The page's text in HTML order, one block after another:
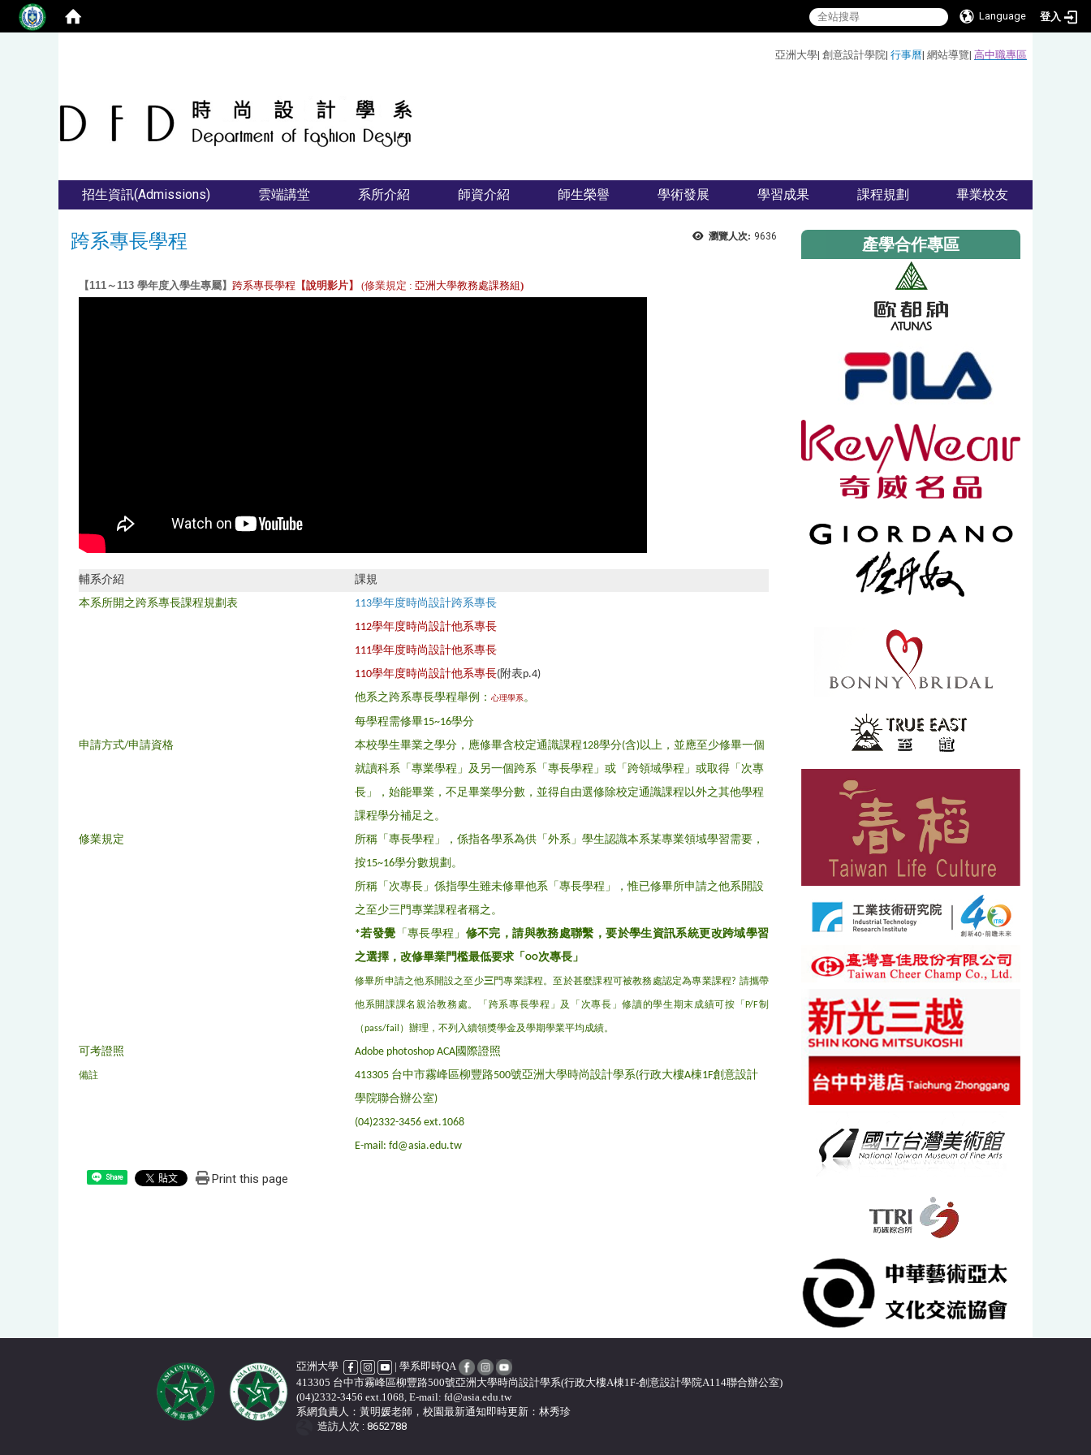
Language 登入
亞洲大學| 創意設計學院| 行事曆| 網站導覽| 高中職專區
招生資訊(Admissions) 雲端講堂 系所介紹 師資介紹 師生榮譽 學術發展 學習成果 課程規劃 畢業校友
瀏覽人次: 9636
跨系專長學程
【111～113 學年度入學生專屬】 跨系專長學程 【說明影片】 (修業規定 : 亞洲大學教務處課務組)
輔系介紹
課規
本系所開之跨系專長課程規劃表
113學年度時尚設計跨系專長
112學年度時尚設計他系專長
111學年度時尚設計他系專長
110學年度時尚設計他系專長(附表p.4)
他系之跨系專長學程舉例： 心理學系。
每學程需修畢15~16學分
申請方式/申請資格
本校學生畢業之學分，應修畢含校定通識課程128學分(含)以上，並應至少修畢一個
就讀科系「專業學程」及另一個跨系「專長學程」或「跨領域學程」或取得「次專
長」，始能畢業，不足畢業學分數，並得自由選修除校定通識課程以外之其他學程
課程學分補足之。
修業規定 所稱「專長學程」，係指各學系為供「外系」學生認識本系某專業領域學習需要，
按15~16學分數規劃。
所稱「次專長」係指學生雖未修畢他系「專長學程」，惟已修畢所申請之他系開設
之至少三門專業課程者稱之。
*若發覺 「專長學程」 修不完，請與教務處聯繫，要於學生資訊系統更改跨域學習
之選擇，改修畢業門檻最低要求「○○次專長」
修畢所申請之他系開設之至少三門專業課程。至於甚麼課程可被教務處認定為專業課程? 請攜帶
他系開課課名親洽教務處。「跨系專長學程」及「次專長」修讀的學生期末成績可按「P/F制
（pass/fail）辦理，不列入續領獎學金及學期學業平均成績。
可考證照 Adobe photoshop ACA國際證照
備註
413305 台中市霧峰區柳豐路500號亞洲大學時尚設計學系(行政大樓A棟1F創意設計
學院聯合辦公室)
(04)2332-3456 ext.1068
E-mail: fd@asia.edu.tw
Share Print this page
產學合作專區
亞洲大學
| 學系即時QA
413305 台中市霧峰區柳豐路500號亞洲大學時尚設計學系(行政大樓A棟1F-創意設計學院A114聯合辦公室)
(04)2332-3456 ext.1068, E-mail: fd@asia.edu.tw
系網負責人：黃明媛老師，校園最新通知即時更新： 林秀珍
造訪人次 : 8652788